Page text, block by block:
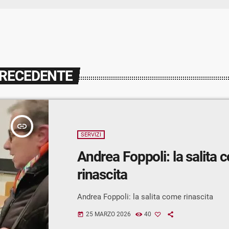
insert_link
SERVIZI
Andrea Foppoli: la salita
rinascita
Andrea Foppoli: la salita come rinascita
today 25 MARZO 2026 40